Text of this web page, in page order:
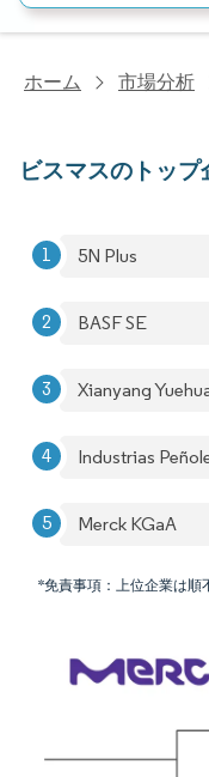
ホーム 市場分析
ビスマスのトップ
5N Plus
BASF SE
Xianyang
Industrias
Merck KGaA
*免責事項：上位企業は順